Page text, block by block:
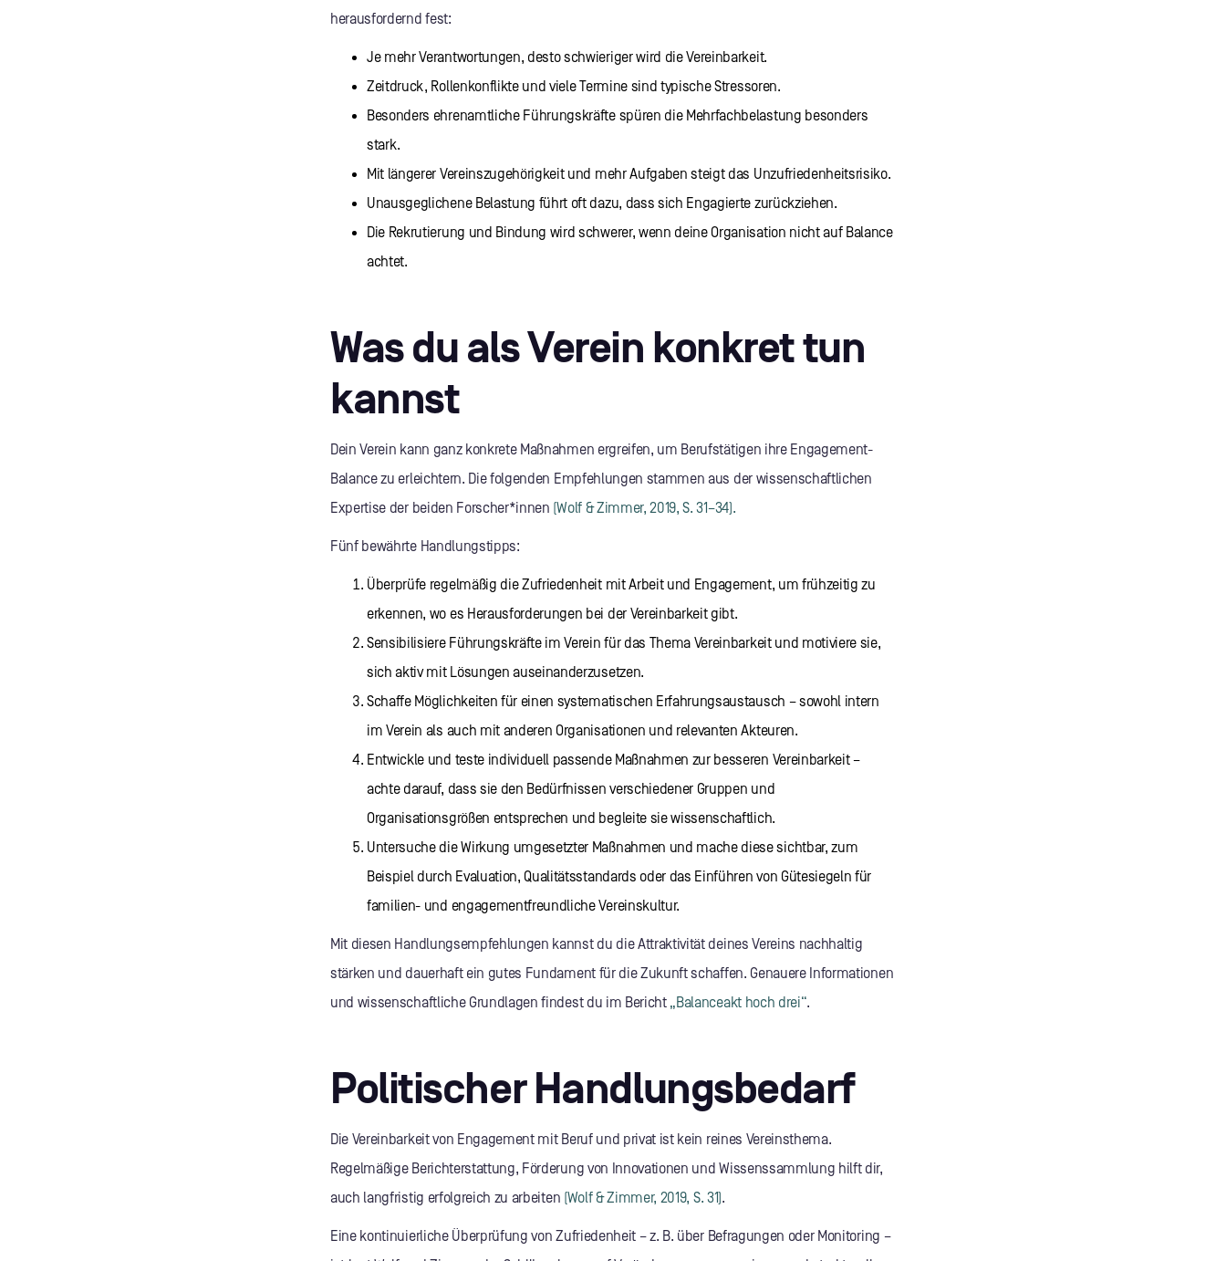
herausfordernd fest:
Je mehr Verantwortungen, desto schwieriger wird die Vereinbarkeit.
Zeitdruck, Rollenkonflikte und viele Termine sind typische Stressoren.
Besonders ehrenamtliche Führungskräfte spüren die Mehrfachbelastung besonders
stark.
Mit längerer Vereinszugehörigkeit und mehr Aufgaben steigt das Unzufriedenheitsrisiko.
Unausgeglichene Belastung führt oft dazu, dass sich Engagierte zurückziehen.
Die Rekrutierung und Bindung wird schwerer, wenn deine Organisation nicht auf Balance
achtet.
Was du als Verein konkret tun
kannst
Dein Verein kann ganz konkrete Maßnahmen ergreifen, um Berufstätigen ihre Engagement-
Balance zu erleichtern. Die folgenden Empfehlungen stammen aus der wissenschaftlichen
Expertise der beiden Forscher*innen (Wolf & Zimmer, 2019, S. 31–34).
Fünf bewährte Handlungstipps:
Überprüfe regelmäßig die Zufriedenheit mit Arbeit und Engagement, um frühzeitig zu
erkennen, wo es Herausforderungen bei der Vereinbarkeit gibt.
Sensibilisiere Führungskräfte im Verein für das Thema Vereinbarkeit und motiviere sie,
sich aktiv mit Lösungen auseinanderzusetzen.
Schaffe Möglichkeiten für einen systematischen Erfahrungsaustausch – sowohl intern
im Verein als auch mit anderen Organisationen und relevanten Akteuren.
Entwickle und teste individuell passende Maßnahmen zur besseren Vereinbarkeit –
achte darauf, dass sie den Bedürfnissen verschiedener Gruppen und
Organisationsgrößen entsprechen und begleite sie wissenschaftlich.
Untersuche die Wirkung umgesetzter Maßnahmen und mache diese sichtbar, zum
Beispiel durch Evaluation, Qualitätsstandards oder das Einführen von Gütesiegeln für
familien- und engagementfreundliche Vereinskultur.
Mit diesen Handlungsempfehlungen kannst du die Attraktivität deines Vereins nachhaltig
stärken und dauerhaft ein gutes Fundament für die Zukunft schaffen. Genauere Informationen
und wissenschaftliche Grundlagen findest du im Bericht „Balanceakt hoch drei“.
Politischer Handlungsbedarf
Die Vereinbarkeit von Engagement mit Beruf und privat ist kein reines Vereinsthema.
Regelmäßige Berichterstattung, Förderung von Innovationen und Wissenssammlung hilft dir,
auch langfristig erfolgreich zu arbeiten (Wolf & Zimmer, 2019, S. 31).
Eine kontinuierliche Überprüfung von Zufriedenheit – z. B. über Befragungen oder Monitoring –